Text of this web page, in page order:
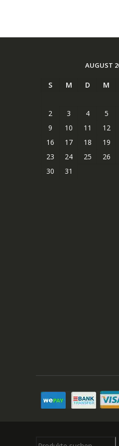
AUGUST
S M D M
2
3 4 5
9
10 11 12
16
17 18 19
23
24 25 26
30
31
Suchen